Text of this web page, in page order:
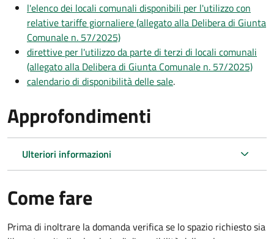
l'elenco dei locali comunali disponibili per l'utilizzo con
relative tariffe giornaliere (allegato alla Delibera di Giunta
Comunale n. 57/2025)
direttive per l'utilizzo da parte di terzi di locali comunali
(allegato alla Delibera di Giunta Comunale n. 57/2025)
calendario di disponibilità delle sale.
Approfondimenti
Ulteriori informazioni
Come fare
Prima di inoltrare la domanda verifica se lo spazio richiesto sia